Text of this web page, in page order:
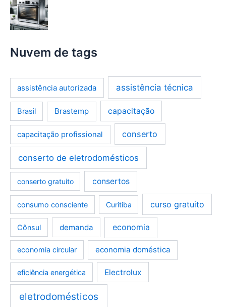
Nuvem de tags
assistência autorizada assistência técnica
Brasil Brastemp capacitação
capacitação profissional conserto
conserto de eletrodomésticos
conserto gratuito consertos
consumo consciente Curitiba curso gratuito
Cônsul demanda economia
economia circular economia doméstica
eficiência energética Electrolux
eletrodomésticos